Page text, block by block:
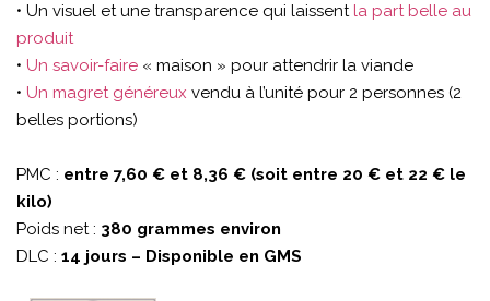
• Un visuel et une transparence qui laissentla part belle au
produit
• Un savoir-faire « maison » pour attendrir la viande
• Un magret généreux vendu à l’unité pour 2 personnes (2
belles portions)
PMC : entre 7,60 € et 8,36 € (soit entre 20 € et 22 € le
kilo)
Poids net : 380 grammes environ
DLC : 14 jours – Disponible en GMS